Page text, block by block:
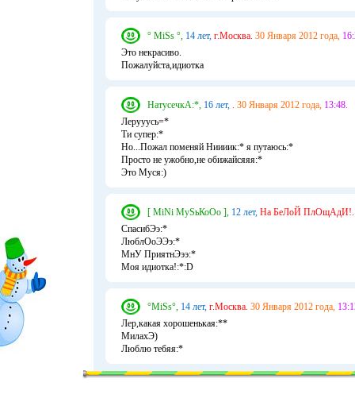
° MiSs °, 14 лет, г.Москва. 30 Января 2012 года,
Это некрасиво.
Пожалуйста,идиотка
НатусечкА:*, 16 лет, . 30 Января 2012 года, 13:48.
Лерууусь=*
Ти супер:*
Но...Пожал поменяй Ниииик:* я путаюсь:*
Просто не ужобно,не обижайсяяя:*
Это Муся:)
[ MiNi МуSьКоОо ], 12 лет, На БеЛоЙ ПлОщАдИ!.
СпасибЭэ:*
ЛюблОоЭЭэ:*
МнУ ПриятнЭээ:*
Моя идиотка!:*:D
°MiSs°, 14 лет, г.Москва. 30 Января 2012 года,
Лер,какая хорошенькая:**
МилахЭ)
Люблю тебяя:*